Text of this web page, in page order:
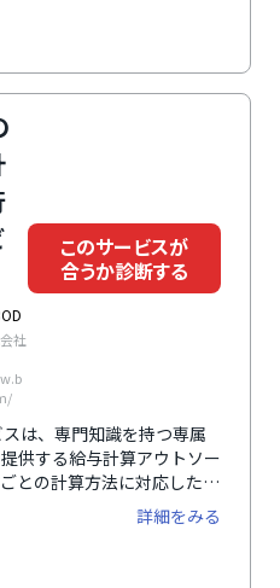
客の要件に応じたオーダー
社
このサービスが
合うか診断する
は、専門知識を持つ専属
供する給与計算アウトソー
との計算方法に対応した人
務の最適化とコスト削減を
算や年末調整、住民税の年
改正に迅速に適応し、
詳細をみる